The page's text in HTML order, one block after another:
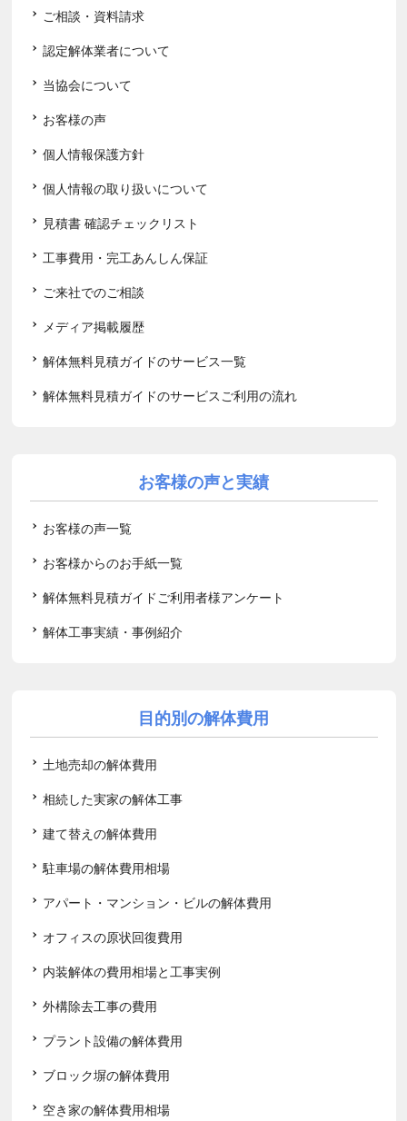
ご相談・資料請求
認定解体業者について
当協会について
お客様の声
個人情報保護方針
個人情報の取り扱いについて
見積書 確認チェックリスト
工事費用・完工あんしん保証
ご来社でのご相談
メディア掲載履歴
解体無料見積ガイドのサービス一覧
解体無料見積ガイドのサービスご利用の流れ
お客様の声と実績
お客様の声一覧
お客様からのお手紙一覧
解体無料見積ガイドご利用者様アンケート
解体工事実績・事例紹介
目的別の解体費用
土地売却の解体費用
相続した実家の解体工事
建て替えの解体費用
駐車場の解体費用相場
アパート・マンション・ビルの解体費用
オフィスの原状回復費用
内装解体の費用相場と工事実例
外構除去工事の費用
プラント設備の解体費用
ブロック塀の解体費用
空き家の解体費用相場